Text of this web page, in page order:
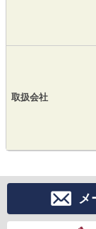
取扱会社
メ